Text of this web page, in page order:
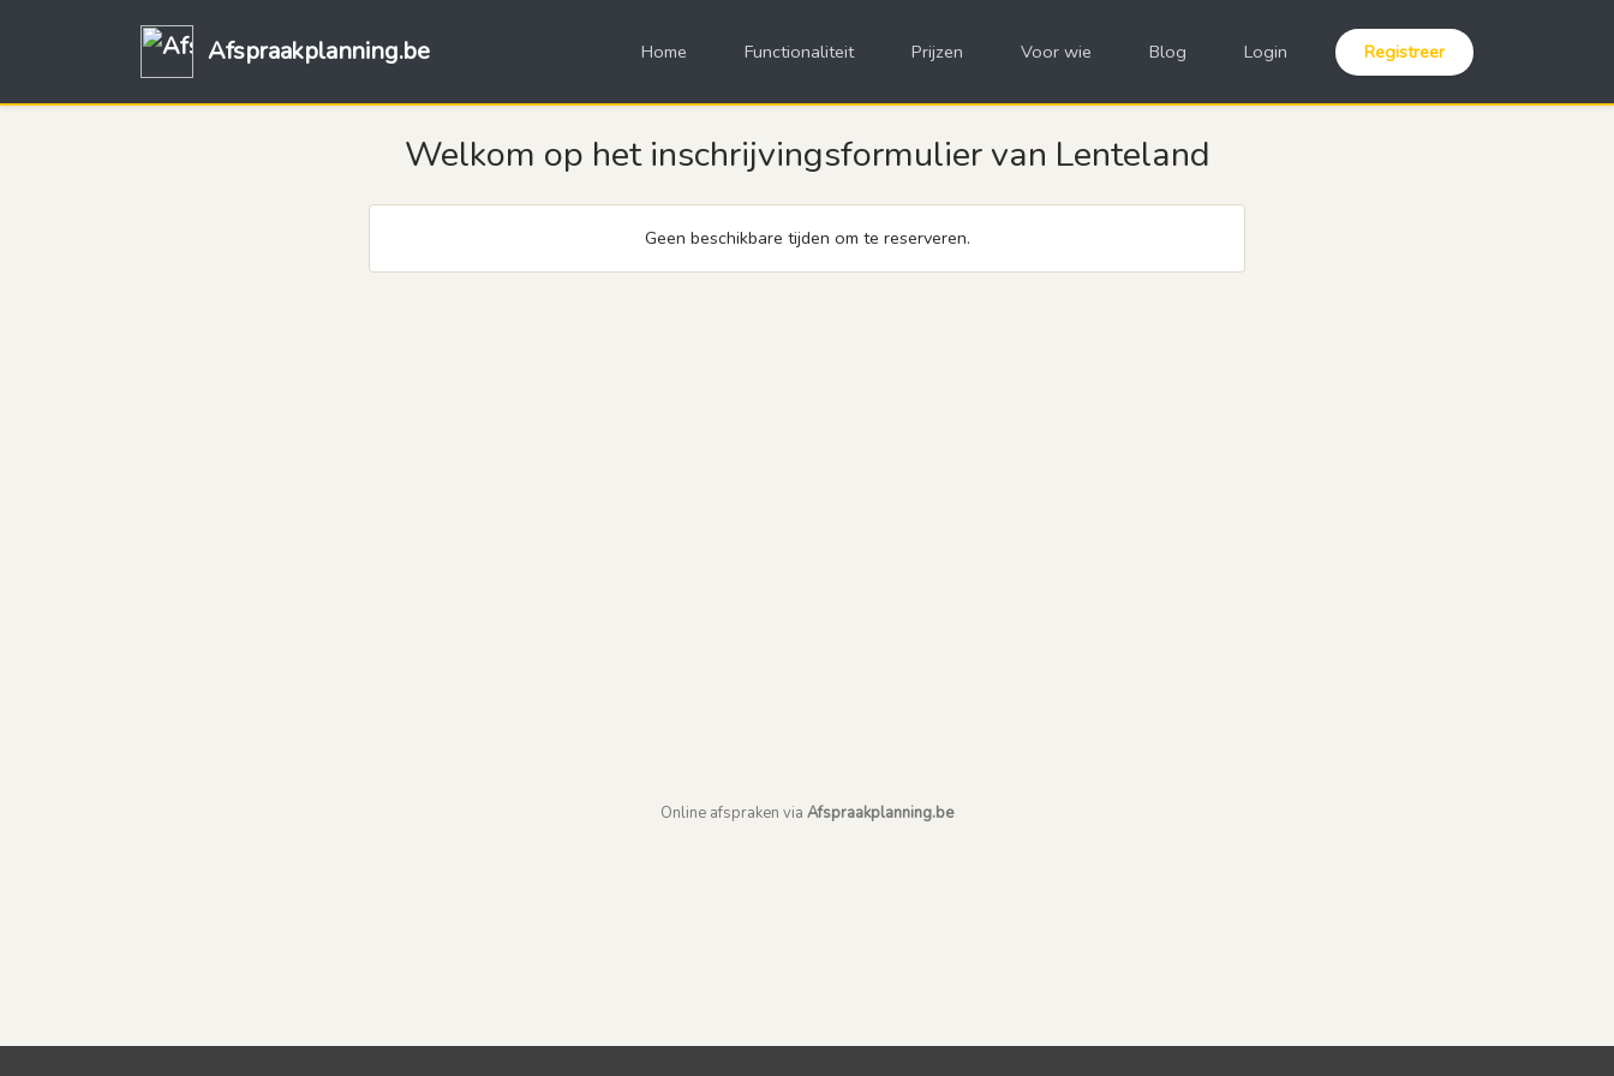
Afspraakplanning.be Home Functionaliteit Prijzen Voor wie Blog Login Registreer
Welkom op het inschrijvingsformulier van Lenteland
Geen beschikbare tijden om te reserveren.
Online afspraken via Afspraakplanning.be